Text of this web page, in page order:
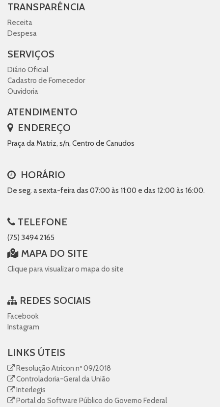
TRANSPARÊNCIA
Receita
Despesa
SERVIÇOS
Diário Oficial
Cadastro de Fornecedor
Ouvidoria
ATENDIMENTO
ENDEREÇO
Praça da Matriz, s/n, Centro de Canudos
HORÁRIO
De seg. a sexta-feira das 07:00 às 11:00 e das 12:00 às 16:00.
TELEFONE
(75) 3494 2165
MAPA DO SITE
Clique para visualizar o mapa do site
REDES SOCIAIS
Facebook
Instagram
LINKS ÚTEIS
Resolução Atricon nº 09/2018
Controladoria-Geral da União
Interlegis
Portal do Software Público do Governo Federal